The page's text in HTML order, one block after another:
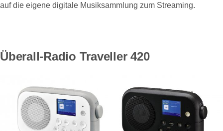
auf die eigene digitale Musiksammlung zum Streaming.
Überall-Radio Traveller 420